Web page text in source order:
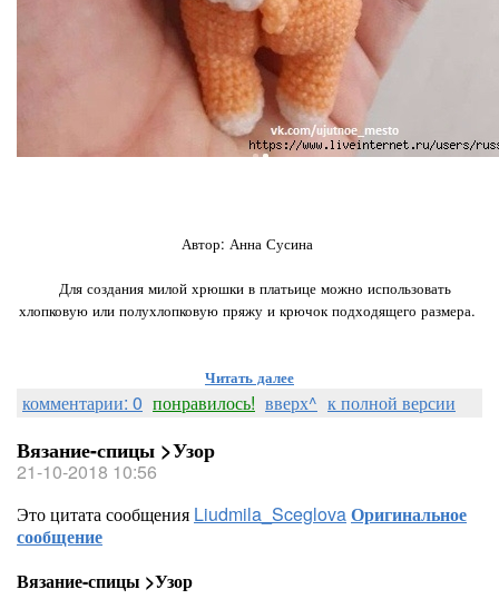
Автор: Анна Сусина
⠀Для создания милой хрюшки в платьице можно использовать
хлопковую или полухлопковую пряжу и крючок подходящего размера.
Читать далее
комментарии: 0 понравилось! вверх^ к полной версии
Вязание-спицы >Узор
21-10-2018 10:56
Это цитата сообщения Liudmila_SceglovaОригинальное
сообщение
Вязание-спицы >Узор